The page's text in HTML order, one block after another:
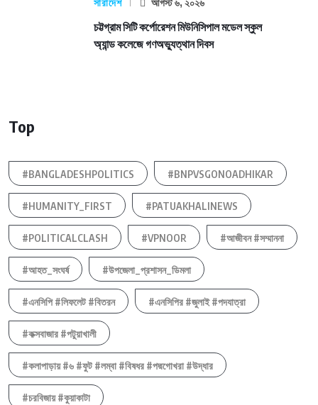
সারাদেশ
চট্টগ্রাম সিটি কর্পোরেশন মিউনিসিপাল মডেল স্কুল
অ্যান্ড কলেজে গণঅভ্যুত্থান দিবস
Top
#BANGLADESHPOLITICS #BNPVSGONOADHIKAR
#HUMANITY_FIRST #PATUAKHALINEWS
#POLITICALCLASH #VPNOOR #আজীবন #সম্মাননা
#আহত_সংঘর্ষ #উপজেলা_প্রশাসন_ডিমলা
#এনসিপি #লিফলেট #বিতরন #এনসিপির #জুলাই #পদযাত্রা
#কক্সবাজার #পটুয়াখালী
#কলাপাড়ায় #৬ #ফুট #লম্বা #বিষধর #পদ্মগোখরা #উদ্ধার
#চরবিজায় #কুয়াকাটা